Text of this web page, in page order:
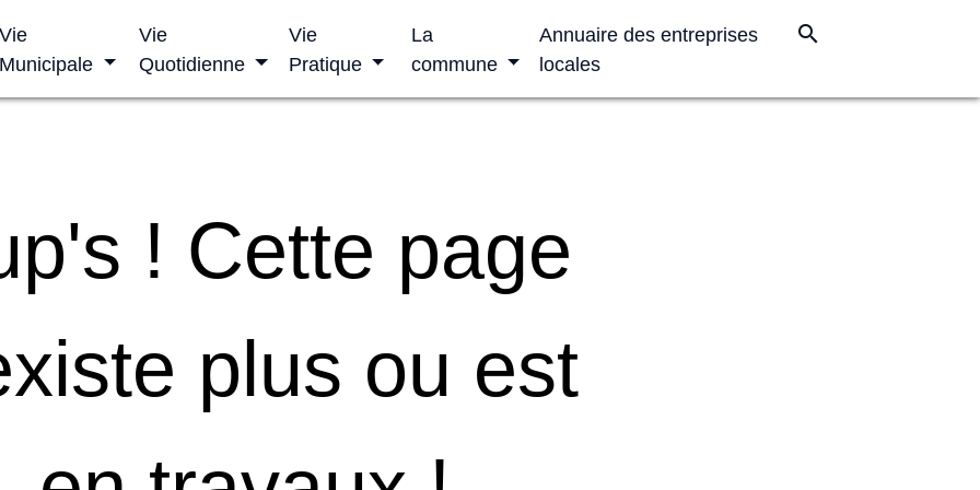
Vie
Municipale
Vie
Quotidienne
Vie
Pratique
La
commune
Annuaire des entreprises
locales
search
! Cette page
plus ou est